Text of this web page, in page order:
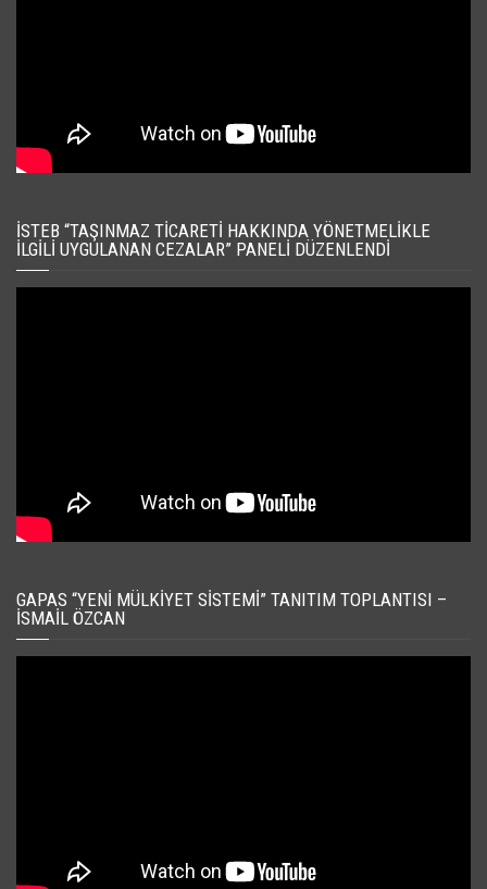
İSTEB “TAŞINMAZ TICARETI HAKKINDA YÖNETMELIKLE
İLGILI UYGULANAN CEZALAR” PANELI DÜZENLENDI
GAPAS “YENI MÜLKIYET SISTEMI” TANITIM TOPLANTISI –
İSMAIL ÖZCAN